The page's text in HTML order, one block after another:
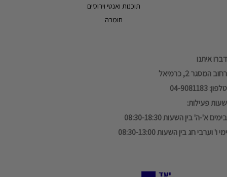
תוכנות ואנטי וירוסים
חומרה
דברו איתנו
רחוב המסגר 2, כרמיאל
טלפון: 04-9081183
שעות פעילות:
בימים א'-ה' בין השעות 08:30-18:30
ימי ו' וערבי חג בין השעות 08:30-13:00